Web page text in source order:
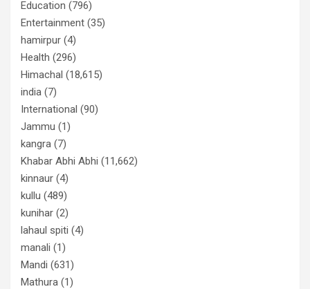
Education (796)
Entertainment (35)
hamirpur (4)
Health (296)
Himachal (18,615)
india (7)
International (90)
Jammu (1)
kangra (7)
Khabar Abhi Abhi (11,662)
kinnaur (4)
kullu (489)
kunihar (2)
lahaul spiti (4)
manali (1)
Mandi (631)
Mathura (1)